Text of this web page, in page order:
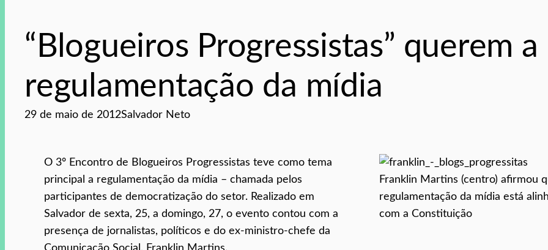
“Blogueiros Progressistas” querem a
regulamentação da mídia
29 de maio de 2012Salvador Neto
Franklin Martins (centro) afirmou
regulamentação da mídia está
com a Constituição
O 3º Encontro de Blogueiros Progressistas teve como tema
principal a regulamentação da mídia – chamada pelos
participantes de democratização do setor. Realizado em
Salvador de sexta, 25, a domingo, 27, o evento contou com a
presença de jornalistas, políticos e do ex-ministro-chefe da